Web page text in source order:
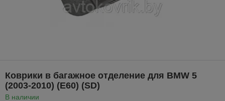
Коврики в багажное отделение для BMW 5
(2003-2010) (E60) (SD)
В наличии